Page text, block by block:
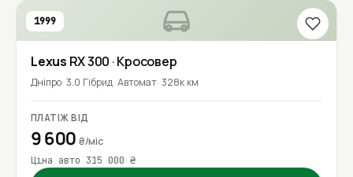
1999
Lexus RX 300 · Кросовер
Дніпро 3.0 Гібрид Автомат 328к км
ПЛАТІЖ ВІД
9 600₴/міс
Ціна авто 315 000 ₴